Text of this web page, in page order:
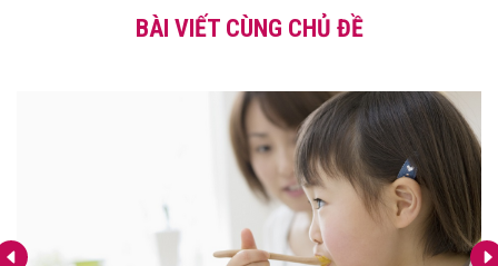
BÀI VIẾT CÙNG CHỦ ĐỀ